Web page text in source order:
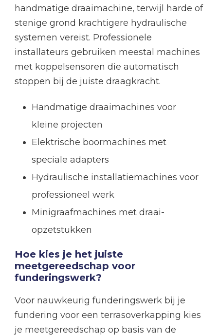
handmatige draaimachine, terwijl harde of
stenige grond krachtigere hydraulische
systemen vereist. Professionele
installateurs gebruiken meestal machines
met koppelsensoren die automatisch
stoppen bij de juiste draagkracht.
Handmatige draaimachines voor
kleine projecten
Elektrische boormachines met
speciale adapters
Hydraulische installatiemachines voor
professioneel werk
Minigraafmachines met draai-
opzetstukken
Hoe kies je het juiste
meetgereedschap voor
funderingswerk?
Voor nauwkeurig funderingswerk bij je
fundering voor een terrasoverkapping kies
je meetgereedschap op basis van de